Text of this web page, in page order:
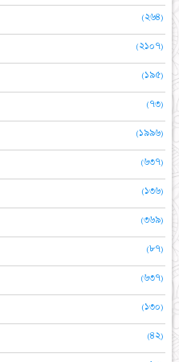
(২৬৪)
(২১০৭)
(১৯৫)
(৭৩)
(১৯৯৬)
(৬৩৭)
(১৩৬)
(৩৬৯)
(৮৭)
(৬৩৭)
(১৩০)
(৪২)